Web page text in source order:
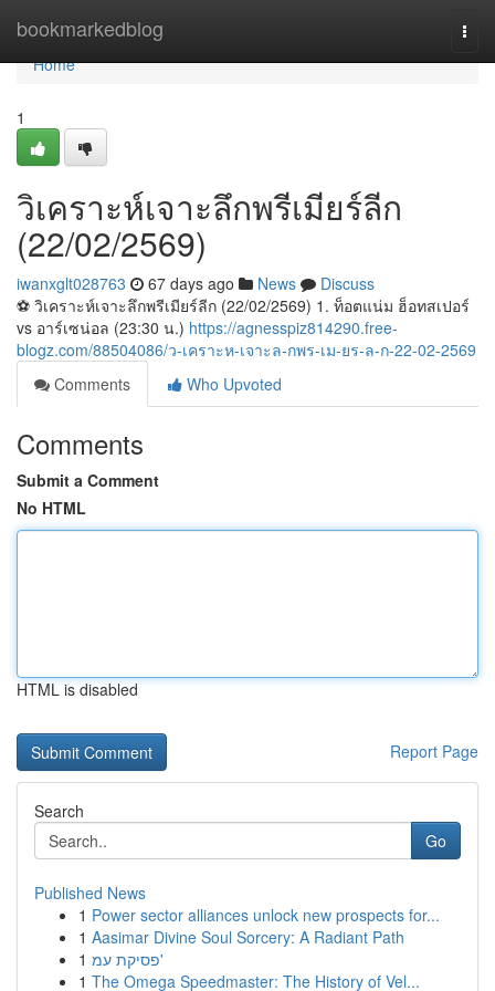
bookmarkedblog
Home
Home
1
วิเคราะห์เจาะลึกพรีเมียร์ลีก
(22/02/2569)
iwanxglt028763 67 days ago News
Discuss
⚽️ วิเคราะห์เจาะลึกพรีเมียร์ลีก (22/02/2569) 1. ท็อตแน่ม ฮ็อทสเปอร์
vs อาร์เซน่อล (23:30 น.) https://agnesspiz814290.free-
blogz.com/88504086/ว-เคราะห-เจาะล-กพร-เม-ยร-ล-ก-22-02-2569
Comments
Who Upvoted
Comments
Submit a Comment
No HTML
HTML is disabled
Report Page
Search
Go
Published News
1 Power sector alliances unlock new prospects for...
1 Aasimar Divine Soul Sorcery: A Radiant Path
1
פסיקת עמ'
1 The Omega Speedmaster: The History of Vel...